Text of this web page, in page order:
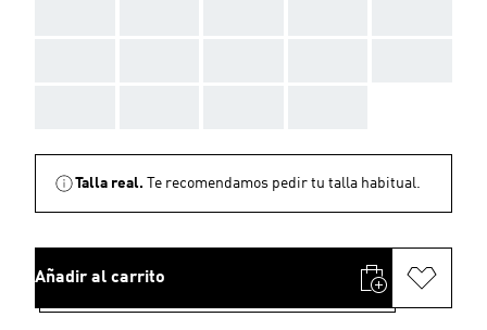
Talla real. Te recomendamos pedir tu talla habitual.
Añadir al carrito